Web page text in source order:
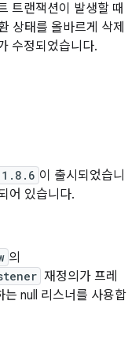
트랜잭션이 발생할 때
상태를 올바르게 삭제
수정되었습니다.
이 출시되었습니
어 있습니다.
의
재정의가 프레
null 리스너를 사용합